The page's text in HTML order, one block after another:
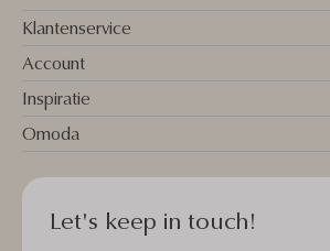
Klantenservice
Account
Inspiratie
Omoda
Let's keep in touch!